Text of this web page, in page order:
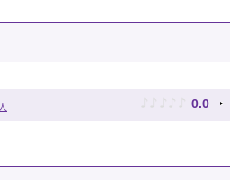
人 ♪ ♪ ♪ ♪ ♪ 0.0